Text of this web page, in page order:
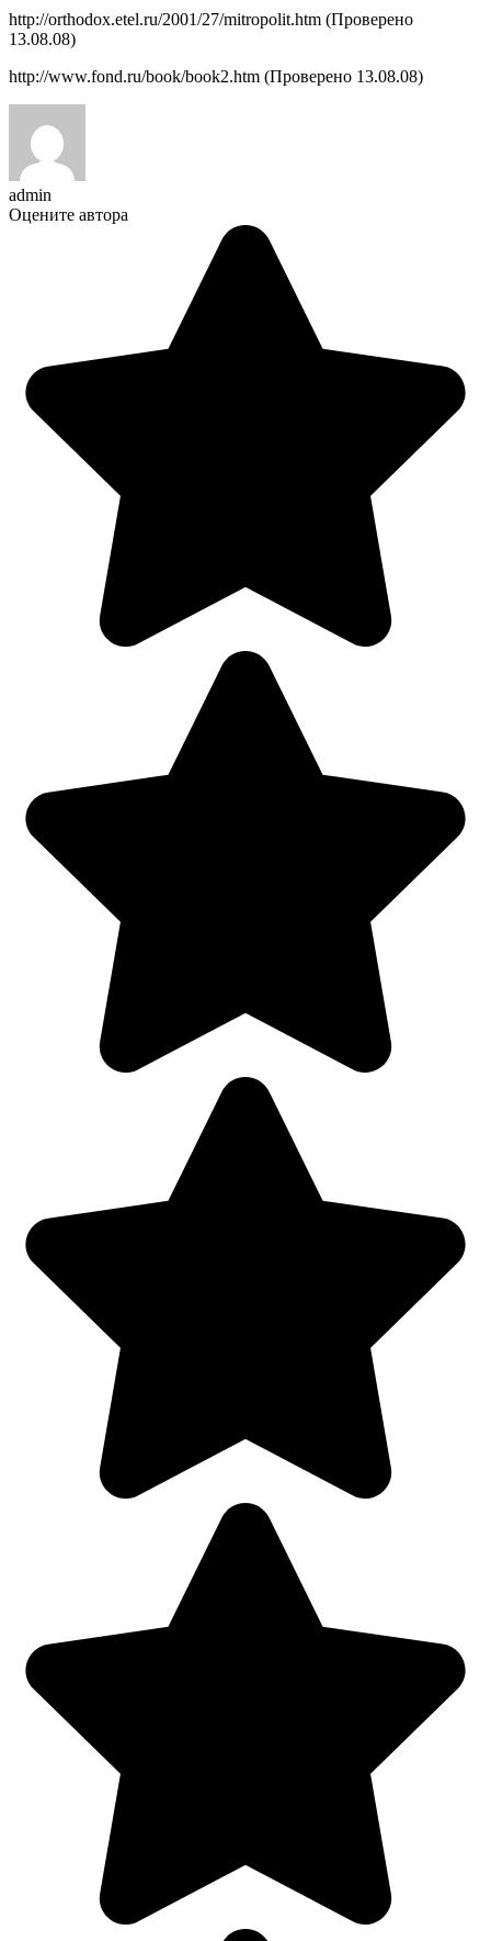
http://orthodox.etel.ru/2001/27/mitropolit.htm (Проверено
13.08.08)
http://www.fond.ru/book/book2.htm (Проверено 13.08.08)
admin
Оцените автора